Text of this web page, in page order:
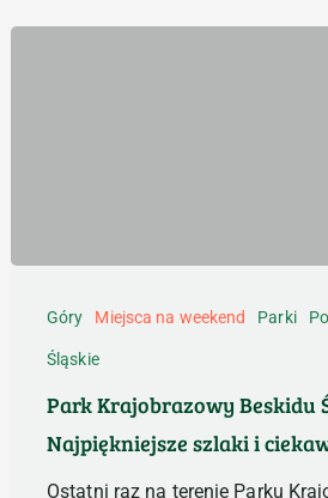
Krajobrazowy
Śląskiego.
Najpiękniejsze
ciekawe
Góry Miejsca na weekend Parki
Śląskie
Park Krajobrazowy Beskidu
Najpiękniejsze szlaki i
Ostatni raz na terenie Parku